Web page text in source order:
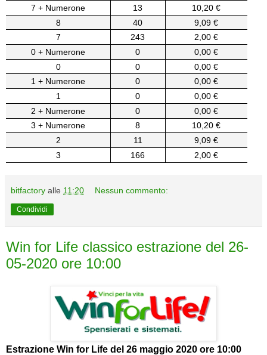
7 + Numerone
13
10,20 €
8
40
9,09 €
7
243
2,00 €
0 + Numerone
0
0,00 €
0
0
0,00 €
1 + Numerone
0
0,00 €
1
0
0,00 €
2 + Numerone
0
0,00 €
3 + Numerone
8
10,20 €
2
11
9,09 €
3
166 2,00 €
bitfactory alle 11:20 Nessun commento:
Condividi
Win for Life classico estrazione del 26-
05-2020 ore 10:00
Estrazione Win for Life del 26 maggio 2020 ore 10:00